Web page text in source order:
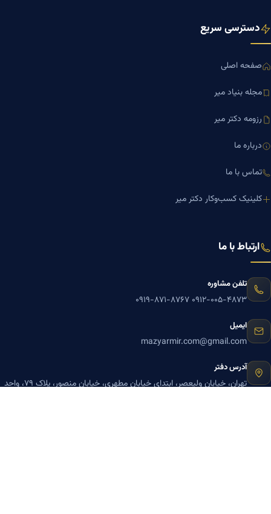
دسترسی سریع
صفحه اصلی
مجله بنیاد میر
رزومه دکتر میر
درباره ما
تماس با ما
کلینیک کسب‌وکار دکتر میر
ارتباط با ما
تلفن مشاوره
۰۹۱۲-۰۰۵-۴۸۷۳ ۰۹۱۹-۸۷۱-۸۷۶۷
ایمیل
mazyarmir.com@gmail.com
آدرس دفتر
تهران، خیابان ولیعصر، ابتدای خیابان مطهری، خیابان منصور، پلاک ۷۹، واحد